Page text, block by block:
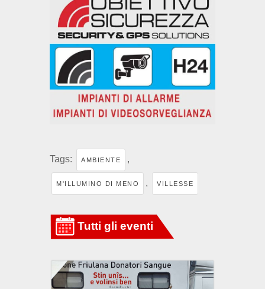
Tags: AMBIENTE ,
M'ILLUMINO DI MENO , VILLESSE